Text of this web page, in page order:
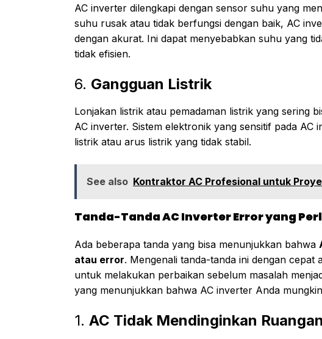
AC inverter dilengkapi dengan sensor suhu yang
suhu rusak atau tidak berfungsi dengan baik, AC
dengan akurat. Ini dapat menyebabkan suhu yang
tidak efisien.
6. Gangguan Listrik
Lonjakan listrik atau pemadaman listrik yang sering
AC inverter. Sistem elektronik yang sensitif pada
listrik atau arus listrik yang tidak stabil.
See also Kontraktor AC Profesional untuk
Tanda-Tanda AC Inverter Error yang
Ada beberapa tanda yang bisa menunjukkan bahwa
atau error. Mengenali tanda-tanda ini dengan
untuk melakukan perbaikan sebelum masalah
yang menunjukkan bahwa AC inverter Anda
1. AC Tidak Mendinginkan